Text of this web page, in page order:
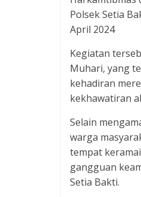
Polsek Setia
April 2024
Kegiatan
Muhari, yang
kehadiran
kekhawatiran
Selain
warga
tempat
gangguan
Setia Bakti.